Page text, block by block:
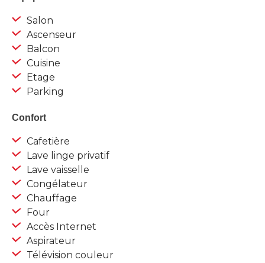
Salon
Ascenseur
Balcon
Cuisine
Etage
Parking
Confort
Cafetière
Lave linge privatif
Lave vaisselle
Congélateur
Chauffage
Four
Accès Internet
Aspirateur
Télévision couleur